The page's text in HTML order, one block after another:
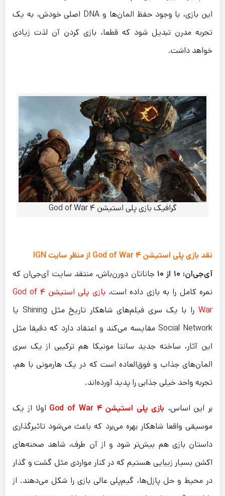
این بازی، با وجود حفظ المان‌ها و DNA اصلی خودش، به یک
تجربه مدرن تبدیل شود که قطعا، بازی کردن آن لذت زیادی
خواهد داشت.
گرافیک بازی پلی استیشن ۴ God of War
نقد بازی پلی استیشن ۴ God of War از منظر سایت IGN
آی‌جی‌ان: ۱۰ از ۱۰
جاناتان دورن‌باش، منتقد سایت آی‌جی‌ان که
نمره کامل را به بازی داده است،
بازی پلی استیشن ۴ God of
War
را با یک سری فیلم‌های شاهکار تاریخ مثل Shining یا
Social Network مقایسه می‌کند و اعتقاد دارد که دقیقا مثل
این آثار، ساخته جدید سانتا مونیکا هم ترکیبی از یک سری
المان‌های جذاب و فوق‌العاده است که در یک هارمونی با هم،
تجربه واحد خیلی جذابی را پدید آورده‌اند.
بر این اساس، بازی پلی استیشن ۴ God of War
اولا از یک
موسیقی واقعا شاهکار بهره می‌برد که باعث می‌شود تاثیرگذاری
داستان بازی هم بیش‌تر شود و از آن طرف، شاهد صحنه‌های
اکشن بسیار زیبایی هستیم که در کنار مواردی مثل گشت و گذار
در محیط و حل پازل‌ها، گیم‌پلی عالی بازی را شکل می‌دهند. از